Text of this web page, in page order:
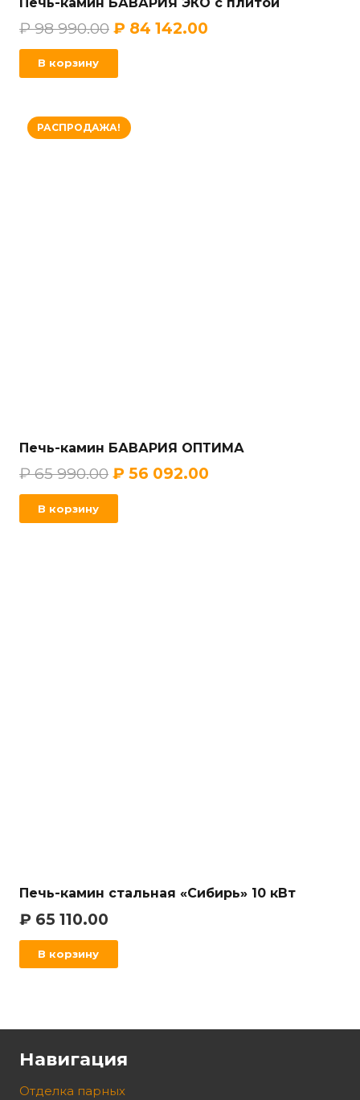
₽98 990.00 ₽ 84 142.00
В корзину
РАСПРОДАЖА!
Печь-камин БАВАРИЯ ОПТИМА
₽65 990.00 ₽ 56 092.00
В корзину
Печь-камин стальная «Сибирь» 10 кВт
₽ 65 110.00
В корзину
Навигация
Отделка парных